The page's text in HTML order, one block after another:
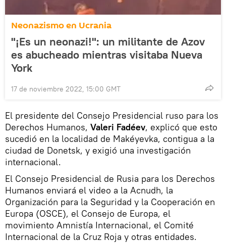
Neonazismo en Ucrania
"¡Es un neonazi!": un militante de Azov
es abucheado mientras visitaba Nueva
York
17 de noviembre 2022, 15:00 GMT
El presidente del Consejo Presidencial ruso para los
Derechos Humanos, Valeri Fadéev, explicó que esto
sucedió en la localidad de Makéyevka, contigua a la
ciudad de Donetsk, y exigió una investigación
internacional.
El Consejo Presidencial de Rusia para los Derechos
Humanos enviará el video a la Acnudh, la
Organización para la Seguridad y la Cooperación en
Europa (OSCE), el Consejo de Europa, el
movimiento Amnistía Internacional, el Comité
Internacional de la Cruz Roja y otras entidades.